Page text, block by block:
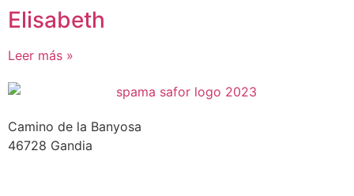
Elisabeth
Leer más »
Camino de la Banyosa
46728 Gandia